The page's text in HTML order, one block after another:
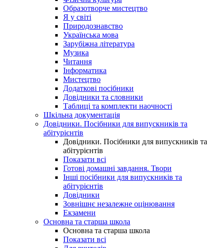
Образотворче мистецтво
Я у світі
Природознавство
Українська мова
Зарубіжна література
Музика
Читання
Інформатика
Мистецтво
Додаткові посібники
Довідники та словники
Таблиці та комплекти наочності
Шкільна документація
Довідники. Посібники для випускників та
абітурієнтів
Довідники. Посібники для випускників та
абітурієнтів
Показати всі
Готові домашні завдання. Твори
Інші посібники для випускників та
абітурієнтів
Довідники
Зовнішнє незалежне оцінювання
Екзамени
Основна та старша школа
Основна та старша школа
Показати всі